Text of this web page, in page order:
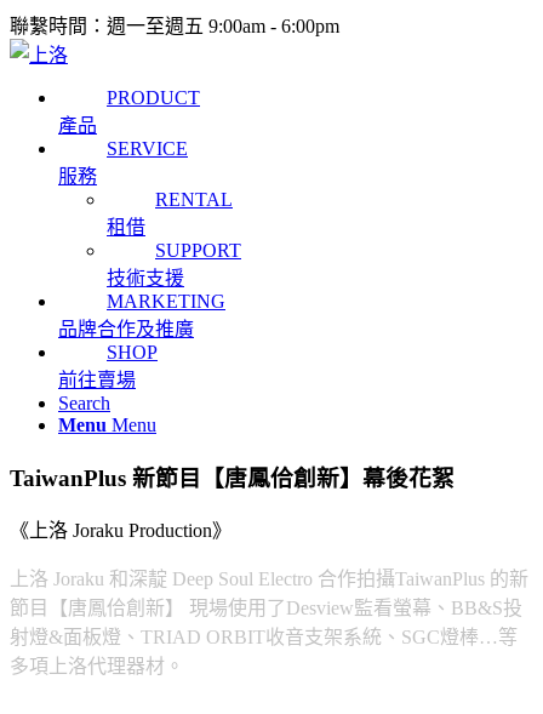
聯繫時間：週一至週五 9:00am - 6:00pm
PRODUCT
產品
SERVICE
服務
RENTAL
租借
SUPPORT
技術支援
MARKETING
品牌合作及推廣
SHOP
前往賣場
Search
Menu Menu
TaiwanPlus 新節目【唐鳳佮創新】幕後花絮
《上洛 Joraku Production》
上洛 Joraku 和深靛 Deep Soul Electro 合作拍攝TaiwanPlus 的新
節目【唐鳳佮創新】 現場使用了Desview監看螢幕、BB&S投
射燈&面板燈、TRIAD ORBIT收音支架系統、SGC燈棒…等
多項上洛代理器材。